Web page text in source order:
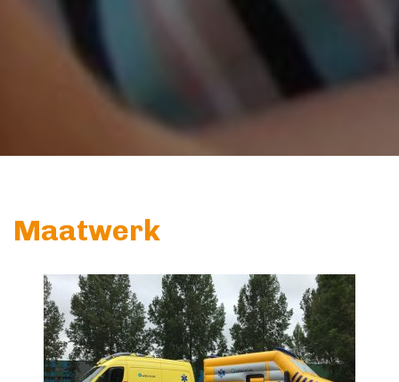
Maatwerk